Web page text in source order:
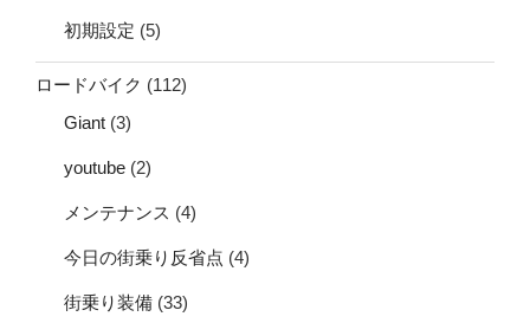
初期設定 (5)
ロードバイク (112)
Giant (3)
youtube (2)
メンテナンス (4)
今日の街乗り反省点 (4)
街乗り装備 (33)